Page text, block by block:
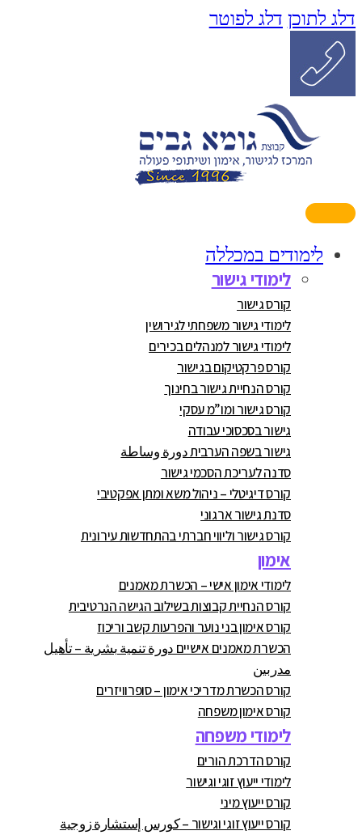
דלג לתוכן דלג לפוטר
לימודים במכללה
לימודי גישור
קורס גישור
לימודי גישור משפחתי לגירושין
לימודי גישור למנהלים בכירים
קורס פרקטיקום בגישור
קורס הנחיית גישור בחינוך
קורס גישור ומו”מ עסקי
גישור בסכסוכי עבודה
גישור בשפה הערבית دورة وساطة
סדנה לעריכת הסכמי גישור
קורס דיגיטלי – ניהול משא ומתן אפקטיבי
סדנת גישור ארגוני
קורס גישור וליווי חברתי בהתחדשות עירונית
אימון
לימודי אימון אישי – הכשרת מאמנים
קורס הנחיית קבוצות בשילוב הגישה הנרטיבית
קורס אימון בני נוער והפרעות קשב וריכוז
הכשרת מאמנים אישיים دورة تنمية بشرية – تأهيل
مدربين
קורס הכשרת מדריכי אימון – סופרוויזרים
קורס אימון משפחה
לימודי משפחה
קורס הדרכת הורים
לימודי ייעוץ זוגי וגישור
קורס ייעוץ מיני
קורס ייעוץ זוגי וגישור – كورس إستشارة زوجية